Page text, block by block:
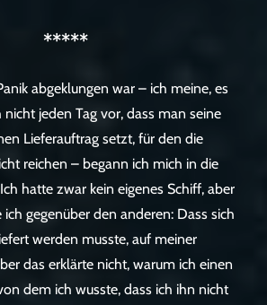
*****
abgeklungen war – ich meine, es
jeden Tag vor, dass man seine
Lieferauftrag setzt, für den die
reichen – begann ich mich in die
hatte zwar kein eigenes Schiff, aber
gegenüber den anderen: Dass sich
werden musste, auf meiner
das erklärte nicht, warum ich einen
dem ich wusste, dass ich ihn nicht